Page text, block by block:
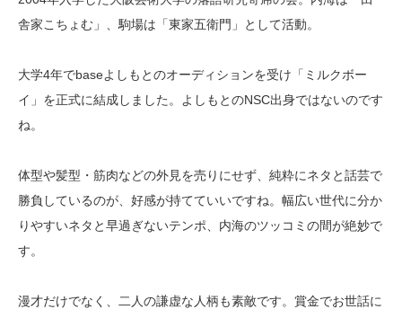
舎家こちょむ」、駒場は「東家五衛門」として活動。
大学4年でbaseよしもとのオーディションを受け「ミルクボー
イ」を正式に結成しました。よしもとのNSC出身ではないのです
ね。
体型や髪型・筋肉などの外見を売りにせず、純粋にネタと話芸で
勝負しているのが、好感が持てていいですね。幅広い世代に分か
りやすいネタと早過ぎないテンポ、内海のツッコミの間が絶妙で
す。
漫才だけでなく、二人の謙虚な人柄も素敵です。賞金でお世話に